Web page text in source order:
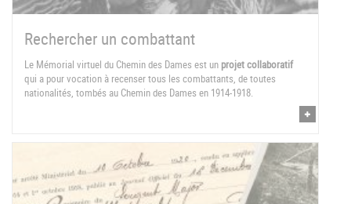
Rechercher un combattant
Le Mémorial virtuel du Chemin des Dames est un projet collaboratif
qui a pour vocation à recenser tous les combattants, de toutes
nationalités, tombés au Chemin des Dames en 1914-1918.